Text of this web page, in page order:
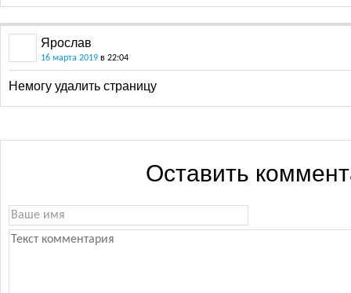
Ярослав
16 марта 2019 в 22:04
Немогу удалить страницу
Оставить